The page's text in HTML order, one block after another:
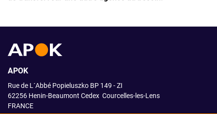
APOK
Rue de L´Abbé Popieluszko BP 149 - ZI
62256 Henin-Beaumont Cedex Courcelles-les-Lens
FRANCE